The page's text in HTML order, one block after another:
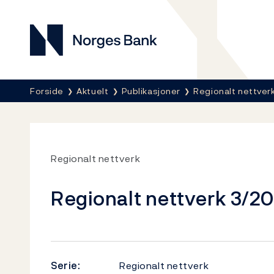
Norges Bank
Her er du nå:
Forside Aktuelt Publikasjoner Regionalt
Regionalt nettverk
Regionalt nettverk 3/
Serie:
Regionalt nettverk